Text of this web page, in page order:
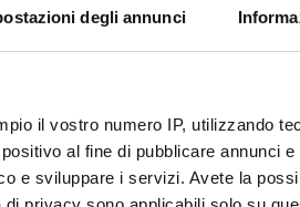
degli annunci
il vostro numero IP, utilizzando
al fine di pubblicare annunci e
e sviluppare i servizi. Avete la
pubblicata
2/12/2025
IT |